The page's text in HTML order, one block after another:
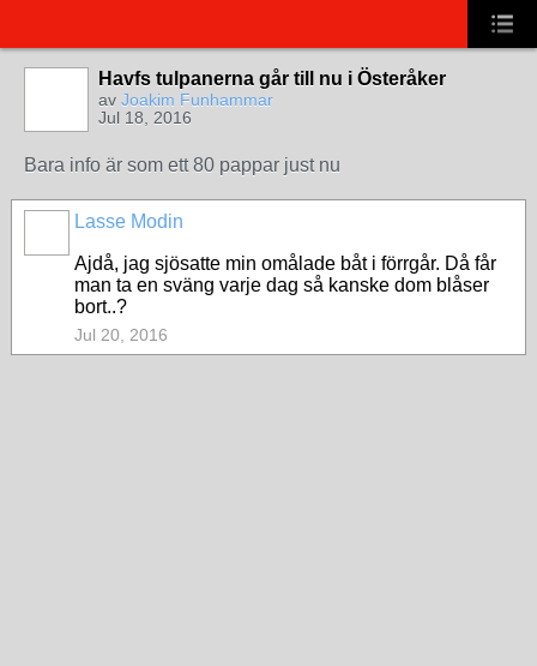
Havfs tulpanerna går till nu i Österåker
av Joakim Funhammar
Jul 18, 2016
Bara info är som ett 80 pappar just nu
Lasse Modin
Ajdå, jag sjösatte min omålade båt i förrgår. Då får
man ta en sväng varje dag så kanske dom blåser
bort..?
Jul 20, 2016